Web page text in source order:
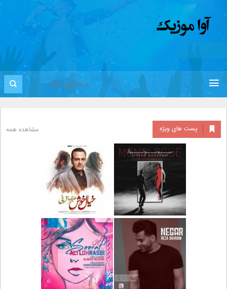
پست های ویژه مشاهده همه
دانلود آلبوم جدید سیروان
خسروی بنام مونولوگ
دانلود آهنگ جدید علیرضا
قربانی بنام خیال خوش